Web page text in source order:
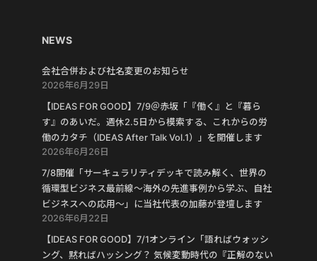
NEWS
会社合併および社名変更のお知らせ
2026年6月29日
【IDEAS FOR GOOD】7/9＠赤坂「『働く』と『暮ら
す』のあいだ。週休2.5日から模索する、これからの労
働のカタチ（IDEAS After Talk Vol.1）」を開催します
2026年6月26日
7/8開催「サーキュラリティデッキで読み解く、世界の
循環型ビジネス最前線〜海外の先進事例から学ぶ、自社
ビジネスへの応用〜」に当社代表の加藤が登壇します
2026年6月22日
【IDEAS FOR GOOD】7/1オンライン「語ればウォッシ
ング、黙ればハッシング？ 気候変動時代の『正解のない